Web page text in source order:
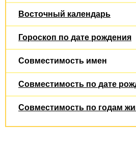
Восточный календарь
Гороскоп по дате рождения
Совместимость имен
Совместимость по дате
Совместимость по годам